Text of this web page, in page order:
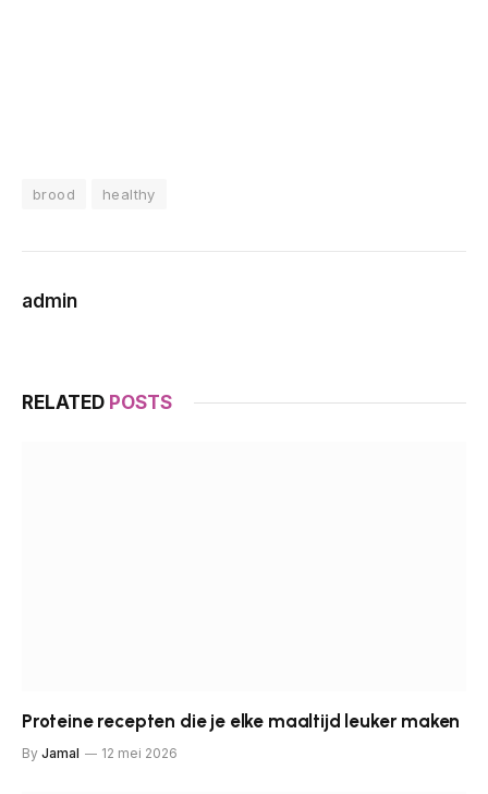
brood healthy
admin
RELATED POSTS
Proteine recepten die je elke maaltijd leuker maken
By Jamal 12 mei 2026